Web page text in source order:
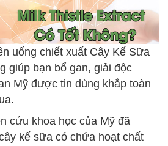
uống chiết xuất Cây Kế Sữa
giúp bạn bổ gan, giải độc
Mỹ được tin dùng khắp toàn
cứu khoa học của Mỹ đã
kế sữa có chứa hoạt chất